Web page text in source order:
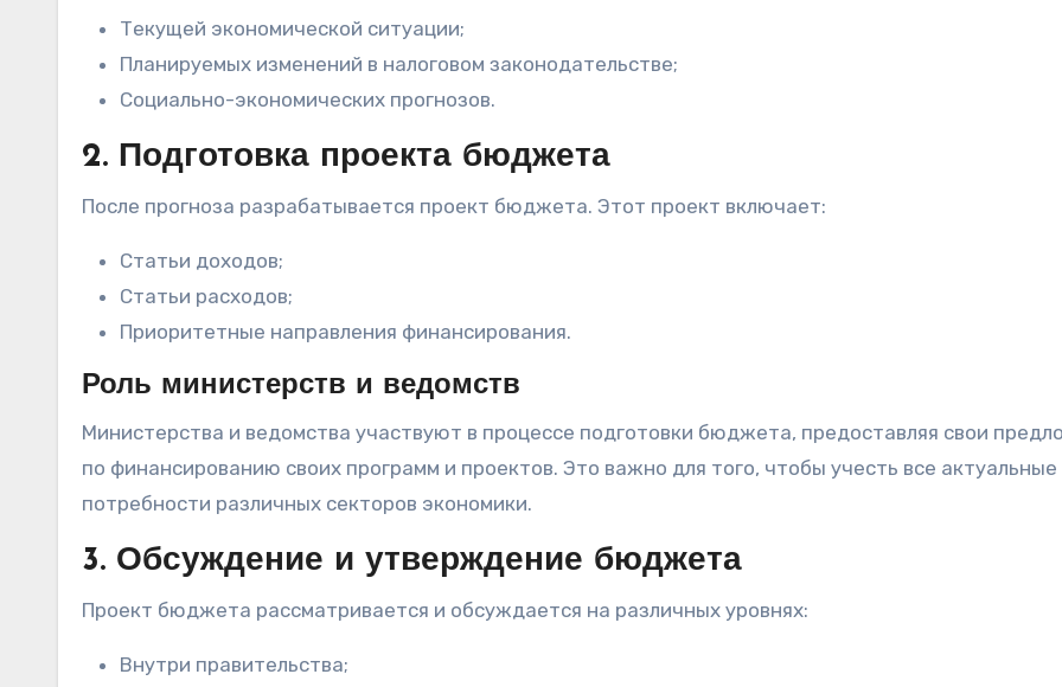
Текущей экономической ситуации;
Планируемых изменений в налоговом законодательстве;
Социально-экономических прогнозов.
2. Подготовка проекта бюджета
После прогноза разрабатывается проект бюджета. Этот проект включает:
Статьи доходов;
Статьи расходов;
Приоритетные направления финансирования.
Роль министерств и ведомств
Министерства и ведомства участвуют в процессе подготовки бюджета, предоставляя свои
по финансированию своих программ и проектов. Это важно для того, чтобы учесть все актуальные
потребности различных секторов экономики.
3. Обсуждение и утверждение бюджета
Проект бюджета рассматривается и обсуждается на различных уровнях:
Внутри правительства;